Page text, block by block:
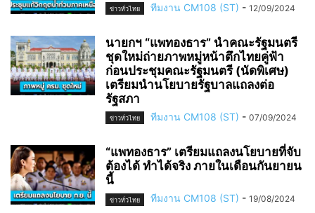
ข่าวทั่วไทย ทีมงาน CM108 (ST) - 12/09/2024
นายกฯ “แพทองธาร” นำคณะรัฐมนตรี
ชุดใหม่ถ่ายภาพหมู่หน้าตึกไทยคู่ฟ้า
ก่อนประชุมคณะรัฐมนตรี (นัดพิเศษ)
เตรียมนำนโยบายรัฐบาลแถลงต่อ
รัฐสภา
ข่าวทั่วไทย ทีมงาน CM108 (ST) - 07/09/2024
“แพทองธาร” เตรียมแถลงนโยบายที่จับ
ต้องได้ ทำได้จริง ภายในเดือนกันยายน
นี้
ข่าวทั่วไทย ทีมงาน CM108 (ST) - 19/08/2024